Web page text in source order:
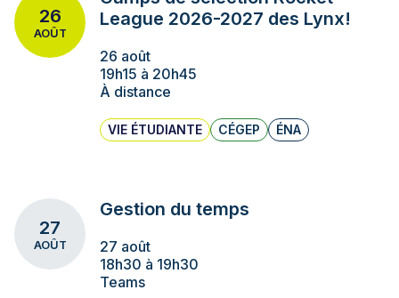
26
AOÛT
League 2026-2027 des Lynx!
26 août
19h15 à 20h45
À distance
VIE ÉTUDIANTE CÉGEP ÉNA
27
AOÛT
Gestion du temps
27 août
18h30 à 19h30
Teams